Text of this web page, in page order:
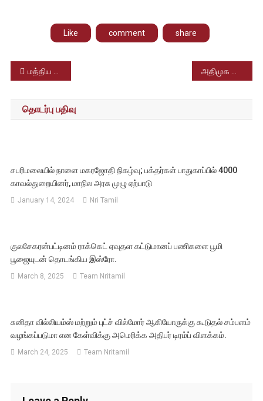
Like comment share
Post
navigation
மத்திய பிரதேசம் இந்தூர் நகரில் ராமநவமி கொண்டாட்டத்தில் விபத்து – 35 பேர் பலி
தொடர்பு பதிவு
சபரிமலையில் நாளை மகரஜோதி நிகழ்வு; பக்தர்கள் பாதுகாப்பில் 4000
காவல்துறையினர், மாநில அரசு முழு ஏற்பாடு
January 14, 2024 Nri Tamil
குலசேகரன்பட்டினம் ராக்கெட் ஏவுதள கட்டுமானப் பணிகளை பூமி
பூஜையுடன் தொடங்கிய இஸ்ரோ.
March 8, 2025 Team Nritamil
சுனிதா வில்லியம்ஸ் மற்றும் புட்ச் வில்மோர் ஆகியோருக்கு கூடுதல் சம்பளம்
வழங்கப்படுமா என கேள்விக்கு அமெரிக்க அதிபர் டிரம்ப் விளக்கம்.
March 24, 2025 Team Nritamil